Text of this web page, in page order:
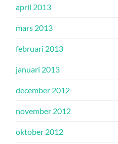
april 2013
mars 2013
februari 2013
januari 2013
december 2012
november 2012
oktober 2012